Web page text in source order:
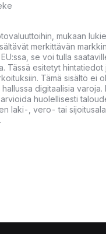
mukaan
merkittävän
se voi tulla
Tässä esitetyt
Tämä sisältö ei
digitaalisia
huolellisesti
laki-, vero- tai
.